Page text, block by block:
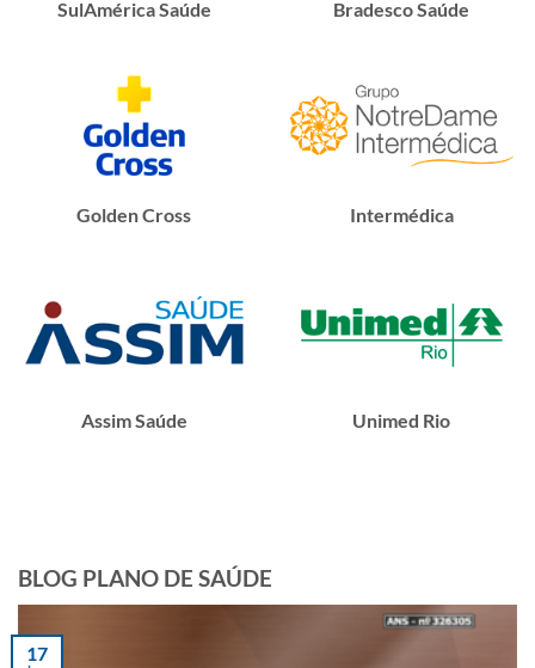
SulAmérica Saúde Bradesco Saúde
Golden Cross Intermédica
Assim Saúde Unimed Rio
BLOG PLANO DE SAÚDE
17